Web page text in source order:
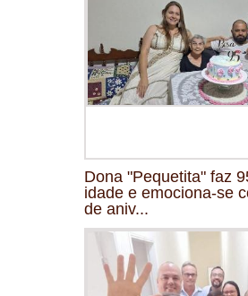
Dona "Pequetita" faz
idade e emociona-se
de aniv...